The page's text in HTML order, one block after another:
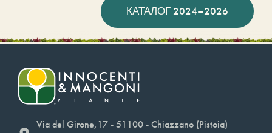
КАТАЛОГ 2024–2026
Via del Girone,17 - 51100 - Chiazzano (Pistoia)